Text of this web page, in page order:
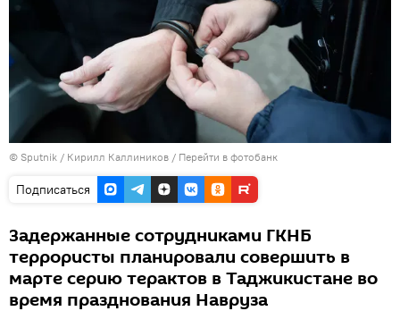
© Sputnik / Кирилл Каллиников / Перейти в фотобанк
Подписаться
Задержанные сотрудниками ГКНБ
террористы планировали совершить в
марте серию терактов в Таджикистане во
время празднования Навруза